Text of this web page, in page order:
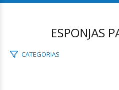
ESPONJAS
CATEGORIAS